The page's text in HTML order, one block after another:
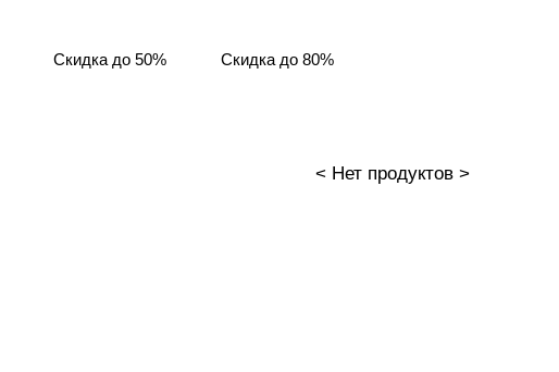
Скидка до 50% Скидка до 80%
< Нет продуктов >